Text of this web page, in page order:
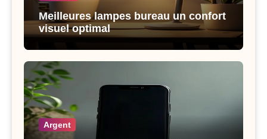
Meilleures lampes bureau un confort
visuel optimal
Argent